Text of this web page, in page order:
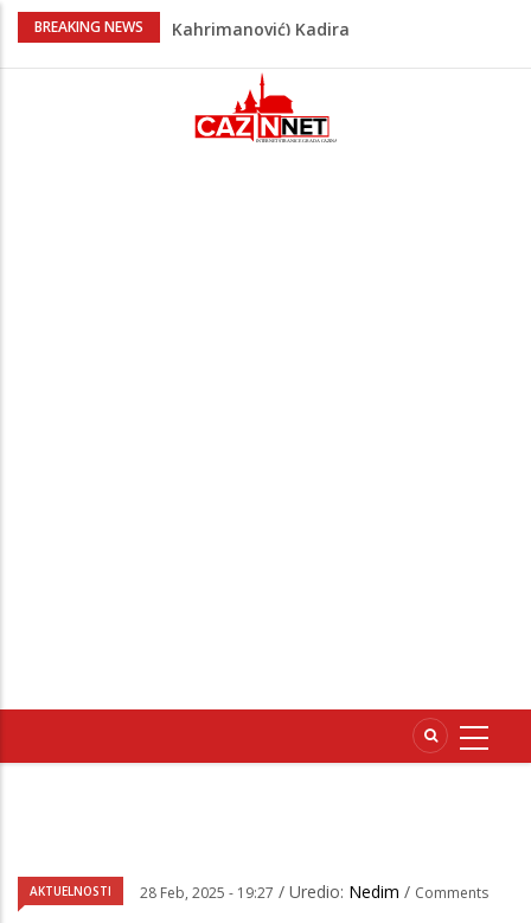
BREAKING NEWS
Heroji se ne zaboravljaju –
Video/ Severina prekinula koncert i
poslala poruku o Srebrenici: Kad svi
AKTUELNOSTI 28 Feb, 2025 - 19:27 / Uredio: Nedim / Comments